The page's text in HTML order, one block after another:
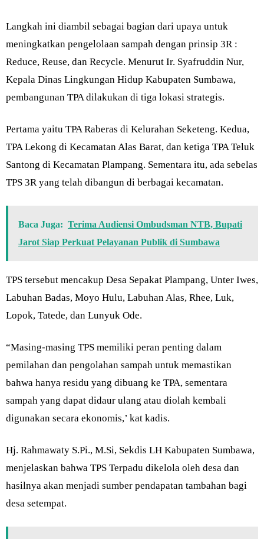
Langkah ini diambil sebagai bagian dari upaya untuk
meningkatkan pengelolaan sampah dengan prinsip 3R :
Reduce, Reuse, dan Recycle. Menurut Ir. Syafruddin Nur,
Kepala Dinas Lingkungan Hidup Kabupaten Sumbawa,
pembangunan TPA dilakukan di tiga lokasi strategis.
Pertama yaitu TPA Raberas di Kelurahan Seketeng. Kedua,
TPA Lekong di Kecamatan Alas Barat, dan ketiga TPA Teluk
Santong di Kecamatan Plampang. Sementara itu, ada sebelas
TPS 3R yang telah dibangun di berbagai kecamatan.
Baca Juga: Terima Audiensi Ombudsman NTB, Bupati
Jarot Siap Perkuat Pelayanan Publik di Sumbawa
TPS tersebut mencakup Desa Sepakat Plampang, Unter Iwes,
Labuhan Badas, Moyo Hulu, Labuhan Alas, Rhee, Luk,
Lopok, Tatede, dan Lunyuk Ode.
“Masing-masing TPS memiliki peran penting dalam
pemilahan dan pengolahan sampah untuk memastikan
bahwa hanya residu yang dibuang ke TPA, sementara
sampah yang dapat didaur ulang atau diolah kembali
digunakan secara ekonomis,’ kat kadis.
Hj. Rahmawaty S.Pi., M.Si, Sekdis LH Kabupaten Sumbawa,
menjelaskan bahwa TPS Terpadu dikelola oleh desa dan
hasilnya akan menjadi sumber pendapatan tambahan bagi
desa setempat.